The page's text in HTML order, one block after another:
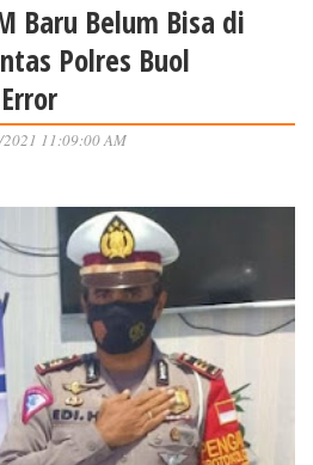
Baru Belum Bisa di
Polres Buol
11:09:00 AM